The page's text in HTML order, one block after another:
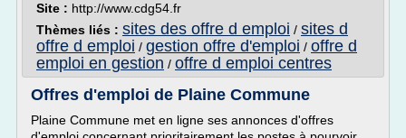
Site : http://www.cdg54.fr
Thèmes liés : sites des offre d emploi / sites d
offre d emploi / gestion offre d'emploi / offre d
emploi en gestion / offre d emploi centres
Offres d'emploi de Plaine Commune
Plaine Commune met en ligne ses annonces d'offres